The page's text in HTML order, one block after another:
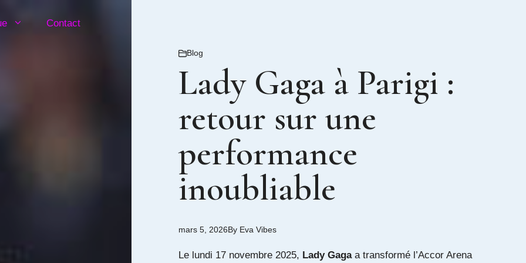
Contact
Blog
Lady Gaga à Parigi :
retour sur une
performance
inoubliable
mars 5, 2026By Eva Vibes
Le lundi 17 novembre 2025, Lady Gagaa transformé l’Accor Arena